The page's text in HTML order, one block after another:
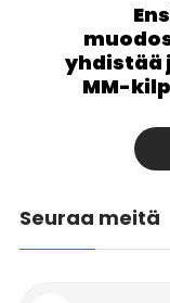
yhdistää
MM-
Seuraa meitä